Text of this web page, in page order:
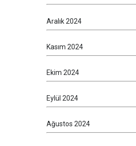
Aralık 2024
Kasım 2024
Ekim 2024
Eylül 2024
Ağustos 2024